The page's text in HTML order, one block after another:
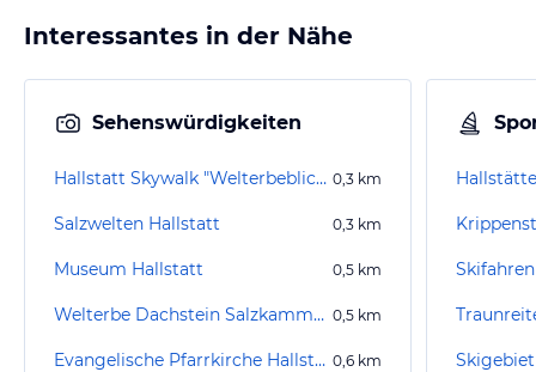
Interessantes in der Nähe
Sehenswürdigkeiten
Hallstatt Skywalk "Welterbeblick" 0,3 km
Salzwelten Hallstatt 0,3 km
Museum Hallstatt 0,5 km
Welterbe Dachstein Salzkammergut 0,5 km
Evangelische Pfarrkirche Hallstatt 0,6 km
Skifahren